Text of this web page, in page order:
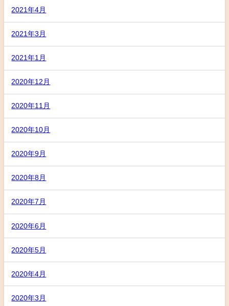
2021年4月
2021年3月
2021年1月
2020年12月
2020年11月
2020年10月
2020年9月
2020年8月
2020年7月
2020年6月
2020年5月
2020年4月
2020年3月